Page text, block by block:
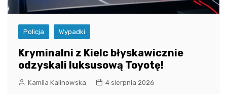
Policja Wypadki
Kryminalni z Kielc błyskawicznie
odzyskali luksusową Toyotę!
Kamila Kalinowska 4 sierpnia 2026